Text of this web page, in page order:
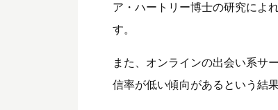
ア・ハートリー博士の研究によ
す。
また、オンラインの出会い系サ
信率が低い傾向があるという結